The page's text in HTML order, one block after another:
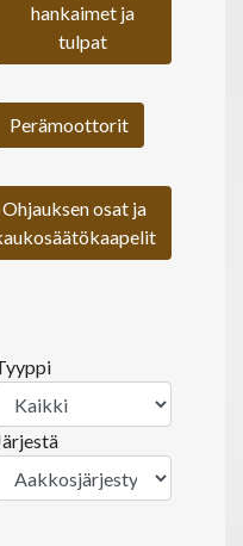
hankaimet ja
tulpat
Perämoottorit
Ohjauksen osat ja